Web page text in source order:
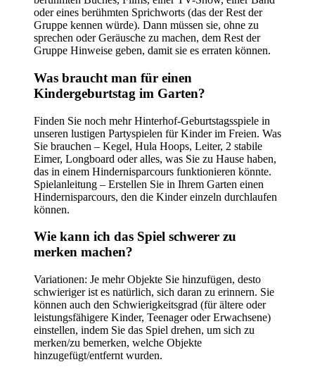
oder eines berühmten Sprichworts (das der Rest der
Gruppe kennen würde). Dann müssen sie, ohne zu
sprechen oder Geräusche zu machen, dem Rest der
Gruppe Hinweise geben, damit sie es erraten können.
Was braucht man für einen
Kindergeburtstag im Garten?
Finden Sie noch mehr Hinterhof-Geburtstagsspiele in
unseren lustigen Partyspielen für Kinder im Freien. Was
Sie brauchen – Kegel, Hula Hoops, Leiter, 2 stabile
Eimer, Longboard oder alles, was Sie zu Hause haben,
das in einem Hindernisparcours funktionieren könnte.
Spielanleitung – Erstellen Sie in Ihrem Garten einen
Hindernisparcours, den die Kinder einzeln durchlaufen
können.
Wie kann ich das Spiel schwerer zu
merken machen?
Variationen: Je mehr Objekte Sie hinzufügen, desto
schwieriger ist es natürlich, sich daran zu erinnern. Sie
können auch den Schwierigkeitsgrad (für ältere oder
leistungsfähigere Kinder, Teenager oder Erwachsene)
einstellen, indem Sie das Spiel drehen, um sich zu
merken/zu bemerken, welche Objekte
hinzugefügt/entfernt wurden.